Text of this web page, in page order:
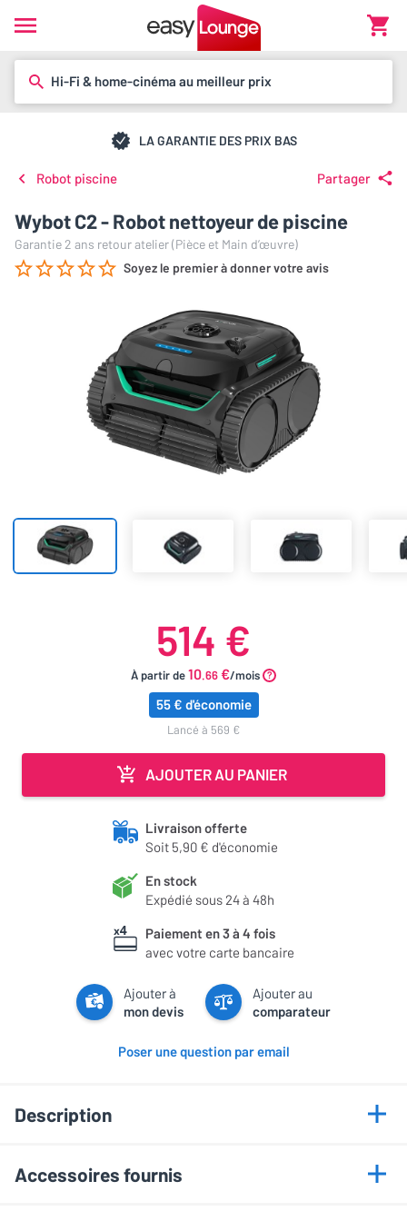
Hi-Fi & home-cinéma au meilleur prix
LA GARANTIE DES PRIX BAS
Robot piscine Partager
Wybot C2 - Robot nettoyeur de piscine
Garantie 2 ans retour atelier (Pièce et Main d’œuvre)
Soyez le premier à donner votre avis
514 €
À partir de10.66 €/mois
55 € d'économie
lancé à 569 €
AJOUTER AU PANIER
Livraison offerte
Soit 5,90 € d'économie
En stock
Expédié sous 24 à 48h
Paiement en 3 à 4 fois
avec votre carte bancaire
Ajouter à
mon devis
Ajouter au
comparateur
Poser une question par email
Description
Points forts
Accessoires fournis